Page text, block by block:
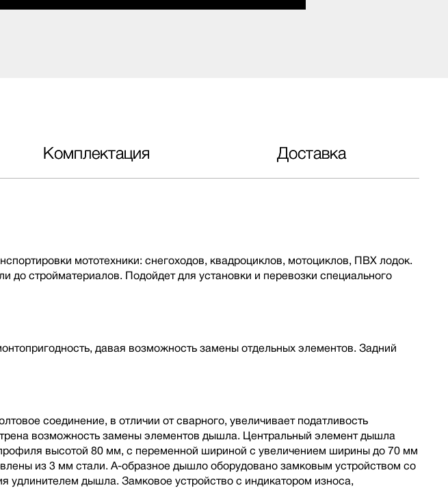
Комплектация Доставка
мототехники: снегоходов, квадроциклов, мотоциклов, ПВХ лодок.
до стройматериалов. Подойдет для установки и перевозки специального
давая возможность замены отдельных элементов. Задний
соединение, в отличии от сварного, увеличивает податливость
возможность замены элементов дышла. Центральный элемент дышла
высотой 80 мм, с переменной шириной с увеличением ширины до 70 мм
из 3 мм стали. А-образное дышло оборудовано замковым устройством со
дышла. Замковое устройство с индикатором износа,